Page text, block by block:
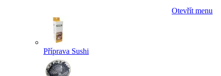
Otevřít menu
Příprava Sushi